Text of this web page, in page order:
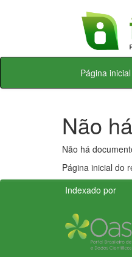
Skip
Página inicial
Não
Não há
Página inicial do
Indexado por